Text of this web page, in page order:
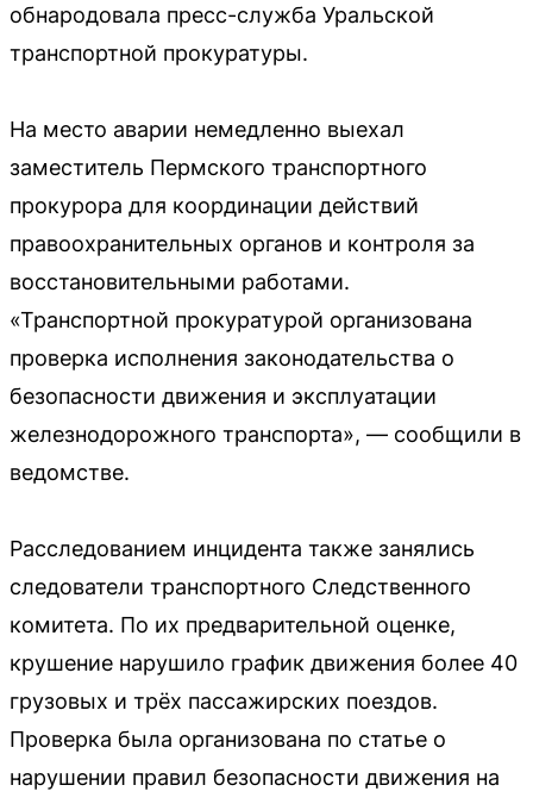
обнародовала пресс-служба Уральской
транспортной прокуратуры.
На место аварии немедленно выехал
заместитель Пермского транспортного
прокурора для координации действий
правоохранительных органов и контроля за
восстановительными работами.
«Транспортной прокуратурой организована
проверка исполнения законодательства о
безопасности движения и эксплуатации
железнодорожного транспорта», — сообщили в
ведомстве.
Расследованием инцидента также занялись
следователи транспортного Следственного
комитета. По их предварительной оценке,
крушение нарушило график движения более 40
грузовых и трёх пассажирских поездов.
Проверка была организована по статье о
нарушении правил безопасности движения на